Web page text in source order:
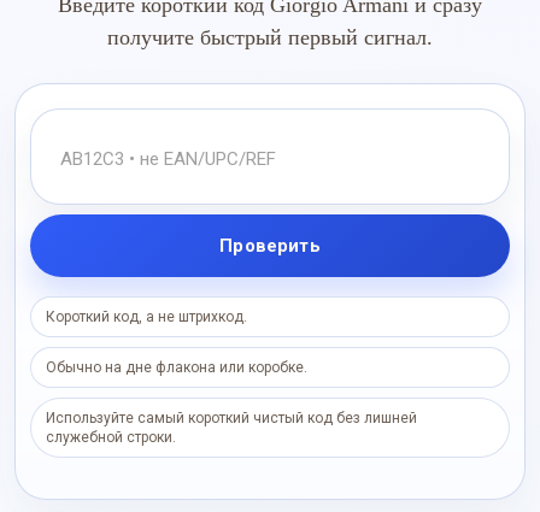
Введите короткий код Giorgio Armani и сразу
получите быстрый первый сигнал.
Проверить
Короткий код, а не штрихкод.
Обычно на дне флакона или коробке.
Используйте самый короткий чистый код без лишней
служебной строки.